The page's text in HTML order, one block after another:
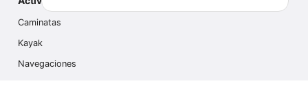
Caminatas
Kayak
Navegaciones